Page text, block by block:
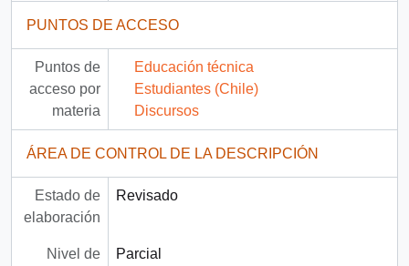
PUNTOS DE ACCESO
Puntos de
acceso por
materia
Educación técnica
Estudiantes (Chile)
Discursos
ÁREA DE CONTROL DE LA DESCRIPCIÓN
Estado de
elaboración
Revisado
Nivel de
Parcial